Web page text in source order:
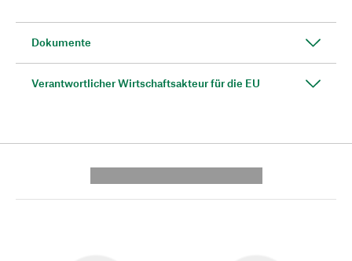
Dokumente
Verantwortlicher Wirtschaftsakteur für die EU